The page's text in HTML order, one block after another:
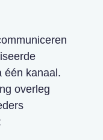
één kanaal.
overleg